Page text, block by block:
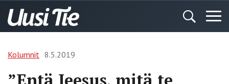
Kolumnit 8.5.2019